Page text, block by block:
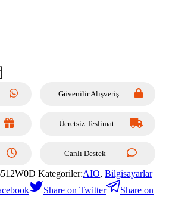
Güvenilir Alışveriş
Ücretsiz Teslimat
Canlı Destek
Kategoriler:AIO, Bilgisayarlar
Share on Twitter
Share on